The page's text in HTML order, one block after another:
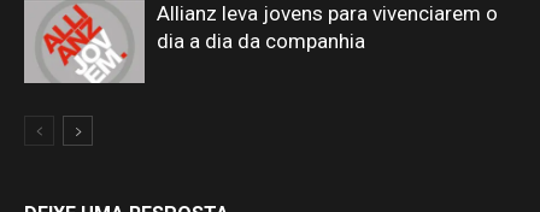
Allianz leva jovens para vivenciarem o
dia a dia da companhia